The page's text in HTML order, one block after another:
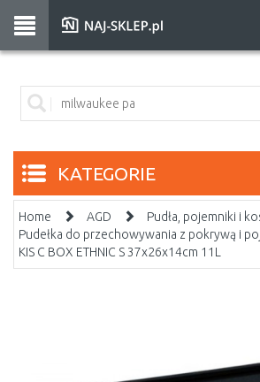
KATEGORIE
Home AGD
Pudła, pojemniki i
Pudełka do przechowywania z pokrywą i
KIS C BOX ETHNIC S 37x26x14cm 11L